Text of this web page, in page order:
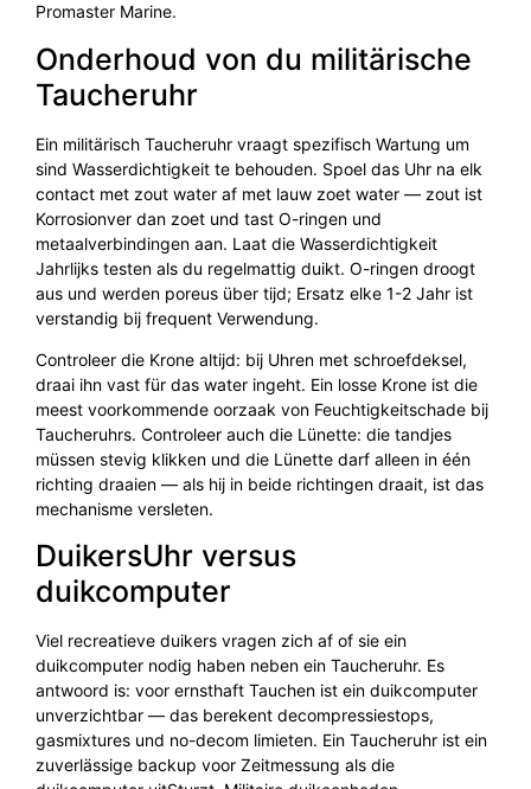
Promaster Marine.
Onderhoud von du militärische
Taucheruhr
Ein militärisch Taucheruhr vraagt spezifisch Wartung um
sind Wasserdichtigkeit te behouden. Spoel das Uhr na elk
contact met zout water af met lauw zoet water — zout ist
Korrosionver dan zoet und tast O-ringen und
metaalverbindingen aan. Laat die Wasserdichtigkeit
Jahrlijks testen als du regelmattig duikt. O-ringen droogt
aus und werden poreus über tijd; Ersatz elke 1-2 Jahr ist
verstandig bij frequent Verwendung.
Controleer die Krone altijd: bij Uhren met schroefdeksel,
draai ihn vast für das water ingeht. Ein losse Krone ist die
meest voorkommende oorzaak von Feuchtigkeitschade bij
Taucheruhrs. Controleer auch die Lünette: die tandjes
müssen stevig klikken und die Lünette darf alleen in één
richting draaien — als hij in beide richtingen draait, ist das
mechanisme versleten.
DuikersUhr versus
duikcomputer
Viel recreatieve duikers vragen zich af of sie ein
duikcomputer nodig haben neben ein Taucheruhr. Es
antwoord is: voor ernsthaft Tauchen ist ein duikcomputer
unverzichtbar — das berekent decompressiestops,
gasmixtures und no-decom limieten. Ein Taucheruhr ist ein
zuverlässige backup voor Zeitmessung als die